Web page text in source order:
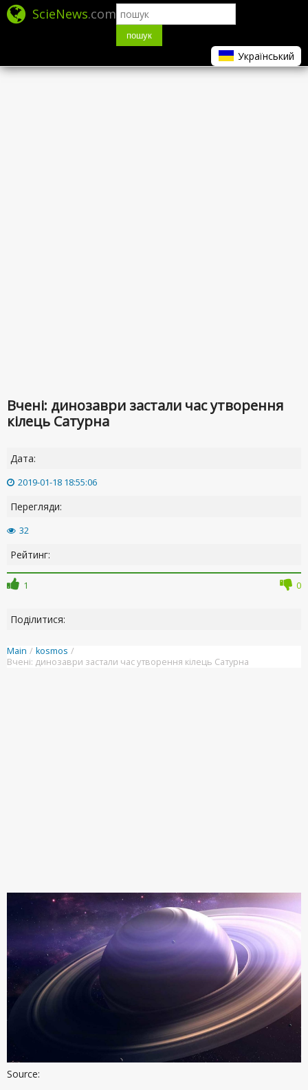
ScieNews.com
пошук
Український
Вчені: динозаври застали час утворення
кілець Сатурна
Дата:
2019-01-18 18:55:06
Перегляди:
32
Рейтинг:
1 0
Поділитися:
Main / kosmos /
Вчені: динозаври застали час утворення кілець Сатурна
Source: